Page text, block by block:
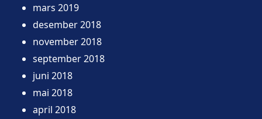
mars 2019
desember 2018
november 2018
september 2018
juni 2018
mai 2018
april 2018